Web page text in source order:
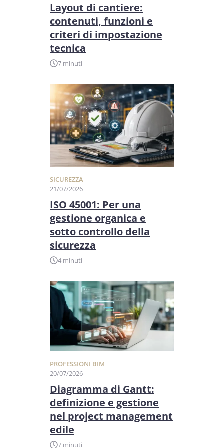
Layout di cantiere:
contenuti, funzioni e
criteri di impostazione
tecnica
7 minuti
SICUREZZA
21/07/2026
ISO 45001: Per una
gestione organica e
sotto controllo della
sicurezza
4 minuti
PROFESSIONI BIM
20/07/2026
Diagramma di Gantt:
definizione e gestione
nel project management
edile
7 minuti